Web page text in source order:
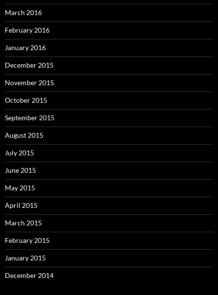
March 2016
February 2016
January 2016
December 2015
November 2015
October 2015
September 2015
August 2015
July 2015
June 2015
May 2015
April 2015
March 2015
February 2015
January 2015
December 2014